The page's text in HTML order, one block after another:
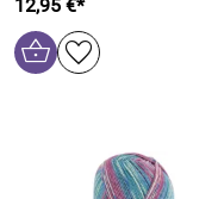
12,95 €*